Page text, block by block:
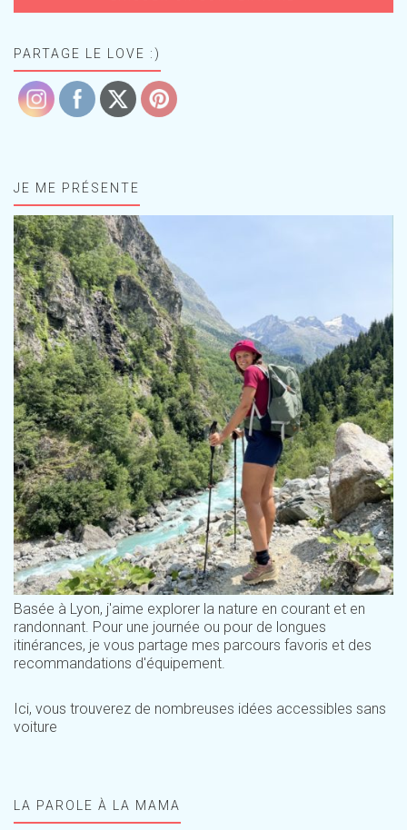
PARTAGE LE LOVE :)
JE ME PRÉSENTE
Basée à Lyon, j'aime explorer la nature en courant et en
randonnant. Pour une journée ou pour de longues
itinérances, je vous partage mes parcours favoris et des
recommandations d'équipement.
Ici, vous trouverez de nombreuses idées accessibles sans
voiture
LA PAROLE À LA MAMA